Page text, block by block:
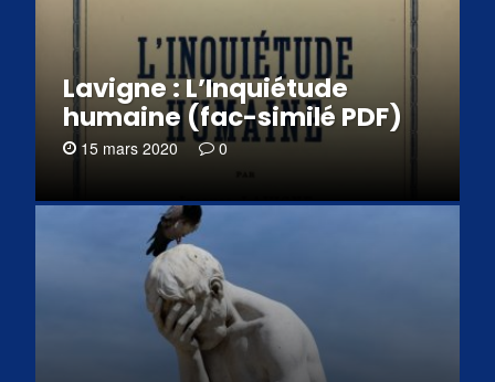
Lavigne : L’Inquiétude
humaine (fac-similé PDF)
15 mars 2020 0